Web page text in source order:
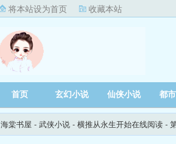
将本站设为首页 收藏本站
首页 玄幻小说 仙侠小说 都
海棠书屋 - 武侠小说 - 横推从永生开始在线阅读 -